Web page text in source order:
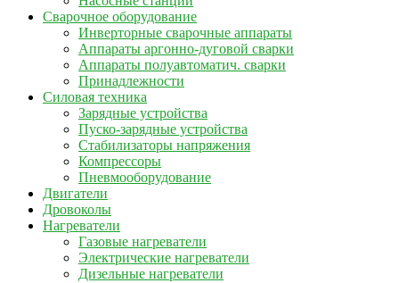
Сварочное оборудование
Инверторные сварочные аппараты
Аппараты аргонно-дуговой сварки
Аппараты полуавтоматич. сварки
Принадлежности
Силовая техника
Зарядные устройства
Пуско-зарядные устройства
Стабилизаторы напряжения
Компрессоры
Пневмооборудование
Двигатели
Дровоколы
Нагреватели
Газовые нагреватели
Электрические нагреватели
Дизельные нагреватели